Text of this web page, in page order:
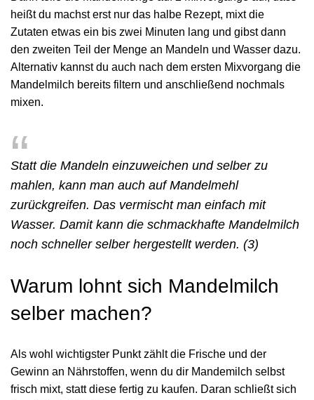
heißt du machst erst nur das halbe Rezept, mixt die
Zutaten etwas ein bis zwei Minuten lang und gibst dann
den zweiten Teil der Menge an Mandeln und Wasser dazu.
Alternativ kannst du auch nach dem ersten Mixvorgang die
Mandelmilch bereits filtern und anschließend nochmals
mixen.
Statt die Mandeln einzuweichen und selber zu
mahlen, kann man auch auf Mandelmehl
zurückgreifen. Das vermischt man einfach mit
Wasser. Damit kann die schmackhafte Mandelmilch
noch schneller selber hergestellt werden. (3)
Warum lohnt sich Mandelmilch
selber machen?
Als wohl wichtigster Punkt zählt die Frische und der
Gewinn an Nährstoffen, wenn du dir Mandemilch selbst
frisch mixt, statt diese fertig zu kaufen. Daran schließt sich